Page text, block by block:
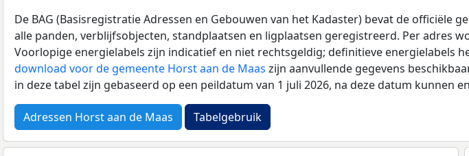
De BAG (Basisregistratie Adressen en Gebouwen van het Kadaster) bevat de officiële
alle panden, verblijfsobjecten, standplaatsen en ligplaatsen geregistreerd. Per adres
Voorlopige energielabels zijn indicatief en niet rechtsgeldig; definitieve energielabels
download voor de gemeente Horst aan de Maas zijn aanvullende gegevens
in deze tabel zijn gebaseerd op een peildatum van 1 juli 2026, na deze datum
Adressen Horst aan de Maas Tabelgebruik